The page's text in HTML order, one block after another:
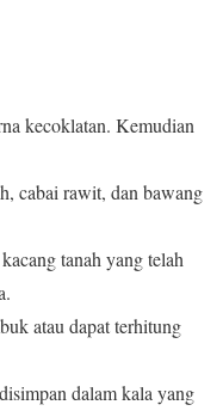
kecoklatan. Kemudian
cabai rawit, dan bawang
tanah yang telah
atau dapat terhitung
dalam kala yang